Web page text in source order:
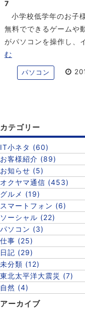
7
小学校低学年のお子
無料でできるゲームや
がパソコンを操作し、
む
パソコン
カテゴリー
IT小ネタ (60)
お客様紹介 (89)
お知らせ (5)
オクヤマ通信 (453)
グルメ (19)
スマートフォン (6)
ソーシャル (22)
パソコン (3)
仕事 (25)
日記 (29)
未分類 (12)
東北太平洋大震災 (7)
自然 (4)
アーカイブ